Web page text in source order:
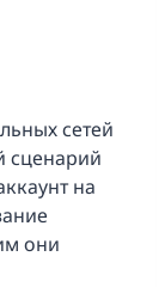
сетей
сценарий
на
они